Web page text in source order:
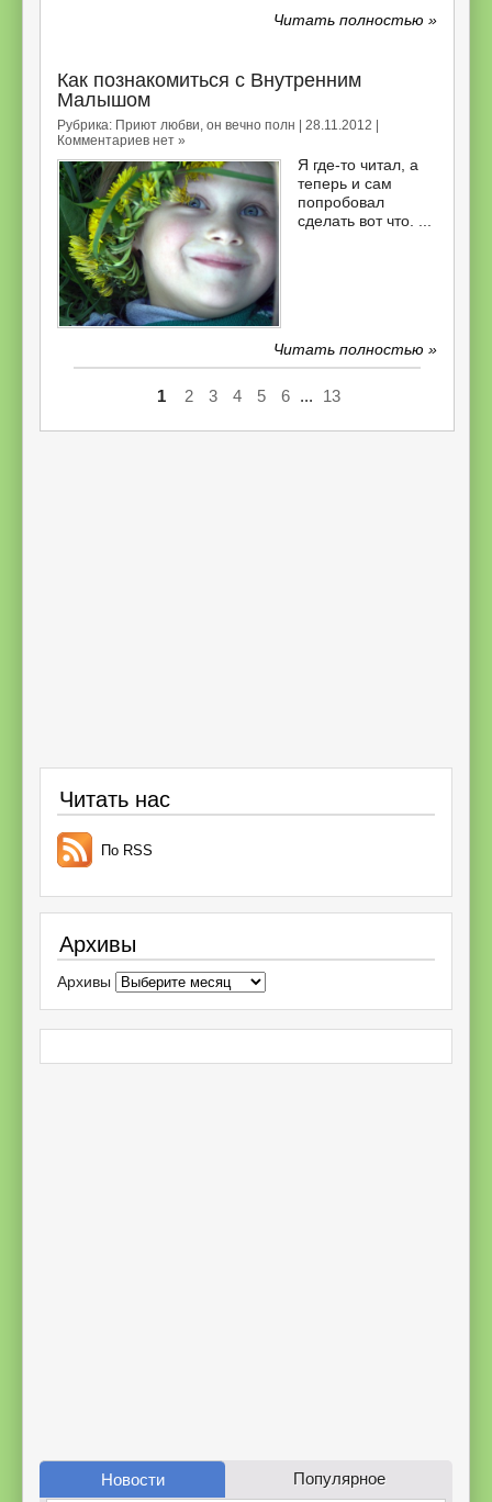
Читать полностью »
Как познакомиться с Внутренним
Малышом
Рубрика: Приют любви, он вечно полн | 28.11.2012 |
Комментариев нет »
Я где-то читал, а
теперь и сам
попробовал
сделать вот что. ...
Читать полностью »
1 2 3 4 5 6 ... 13
Читать нас
По RSS
Архивы
Архивы
Новости Популярное